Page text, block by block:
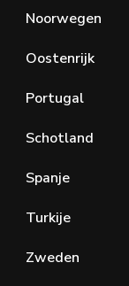
Noorwegen
Oostenrijk
Portugal
Schotland
Spanje
Turkije
Zweden